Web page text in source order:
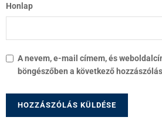
Honlap
A nevem, e-mail címem, és
böngészőben a következő